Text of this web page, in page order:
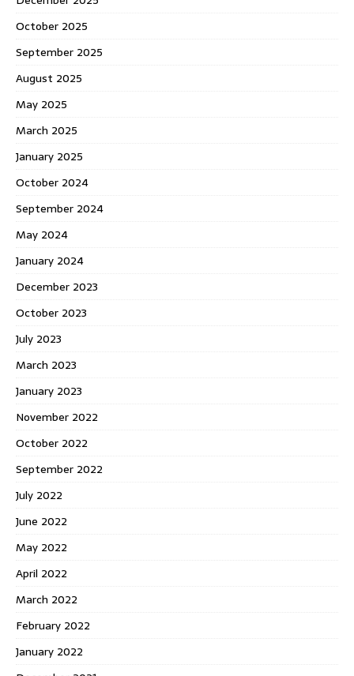
October 2025
September 2025
August 2025
May 2025
March 2025
January 2025
October 2024
September 2024
May 2024
January 2024
December 2023
October 2023
July 2023
March 2023
January 2023
November 2022
October 2022
September 2022
July 2022
June 2022
May 2022
April 2022
March 2022
February 2022
January 2022